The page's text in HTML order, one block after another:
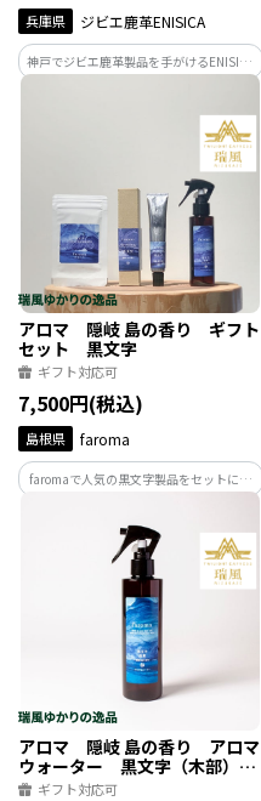
兵庫県 ジビエ鹿革ENISICA
神戸でジビエ鹿革製品を手がけるENISICA
ぎ）。屋久杉の内側に潜む、赤土の大地
のエネルギーに満ちたアッシュピンク。
アロマ 隠岐 島の香り ギフト
セット 黒文字
ギフト対応可
7,500円(税込)
島根県 faroma
faromaで人気の黒文字製品をセットにし
ーガニック処方のスキンケアクリーム、
精油の香りをそのままお楽しみいただけ
るカードフレグランス（10枚入り）
アロマ 隠岐 島の香り アロマ
ウォーター 黒文字（木部）
200ml
ギフト対応可